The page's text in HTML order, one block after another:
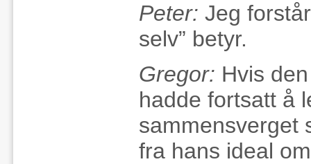
Peter: Jeg
selv” betyr.
Gregor: Hvis
hadde fortsatt å
sammensverget
fra hans ideal